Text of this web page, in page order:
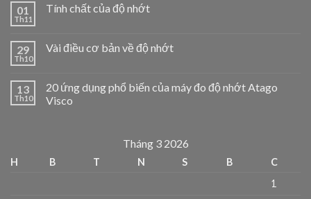
01
Th11
Tính chất của độ nhớt
29
Th10
Vài điều cơ bản về độ nhớt
13
Th10
20 ứng dụng phổ biến của máy đo độ nhớt Atago
Visco
Tháng 3 2026
H B T N S B
C
1